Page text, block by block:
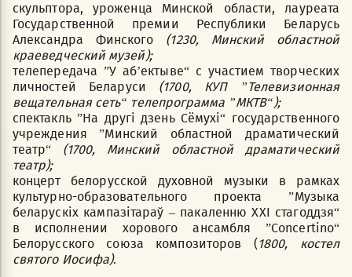
скульптора, уроженца Минской области, лауреата
Государственной премии Республики Беларусь
Александра Финского (1230, Минский областной
краеведческий музей);
телепередача ”У аб’ектыве“ с участием творческих
личностей Беларуси (1700, КУП ”Телевизионная
вещательная сеть“ телепрограмма ”МКТВ“);
спектакль ”На другі дзень Сёмухі“ государственного
учреждения ”Минский областной драматический
театр“ (1700, Минский областной драматический
театр);
концерт белорусской духовной музыки в рамках
культурно-образовательного проекта ”Музыка
беларускіх кампазітараў – пакаленню ХХІ стагоддзя“
в исполнении хорового ансамбля ”Concertino“
Белорусского союза композиторов (1800, костел
святого Иосифа).